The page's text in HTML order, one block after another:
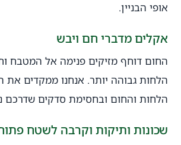
אופי הבניין.
אקלים מדברי חם ויבש
החום דוחף מזיקים פנימה אל המטבח
הלחות גבוהה יותר. אנחנו ממקדים את
הלחות והחום ובחסימת סדקים שדרכם
שכונות ותיקות וקרבה לשטח